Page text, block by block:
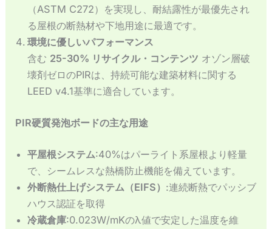
（ASTM C272）を実現し、耐結露性が最優先され
る屋根の断熱材や下地用途に最適です。
環境に優しいパフォーマンス
含む 25-30% リサイクル・コンテンツ オゾン層破
壊剤ゼロのPIRは、持続可能な建築材料に関する
LEED v4.1基準に適合しています。
PIR硬質発泡ボードの主な用途
平屋根システム:40%はパーライト系屋根より軽量
で、シームレスな熱橋防止機能を備えています。
外断熱仕上げシステム（EIFS） :連続断熱でパッシブ
ハウス認証を取得
冷蔵倉庫:0.023W/mKのλ値で安定した温度を維